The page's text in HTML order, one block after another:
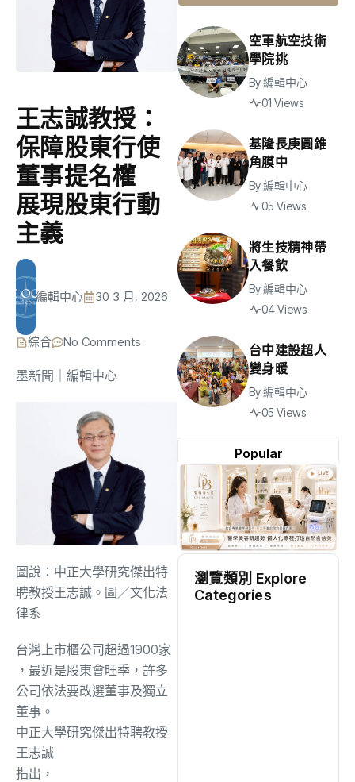
王志誠教授：
保障股東行使
董事提名權
展現股東行動
主義
編輯中心 30 3 月, 2026
綜合 No Comments
墨新聞 ｜編輯中心
圖說：中正大學研究傑出特
聘教授王志誠。圖／文化法
律系
台灣上市櫃公司超過1900家
，最近是股東會旺季，許多
公司依法要改選董事及獨立
董事。
中正大學研究傑出特聘教授
王志誠
指出，
Popular
空軍航空技術
學院挑
By編輯中心
01 Views
基隆長庚圓錐
角膜中
By編輯中心
05 Views
將生技精神帶
入餐飲
By編輯中心
04 Views
台中建設超人
變身暖
By編輯中心
05 Views
瀏覽類別 Explore
Categories